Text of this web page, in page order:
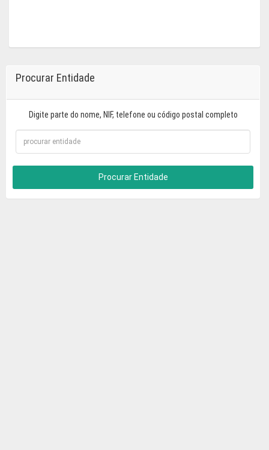
Procurar Entidade
Digite parte do nome, NIF, telefone ou código postal completo
Procurar Entidade